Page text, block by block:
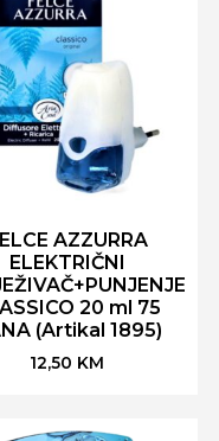
AZZURRA
ELEKTRIČNI
20 ml 75
(Artikal 1895)
12,50 KM